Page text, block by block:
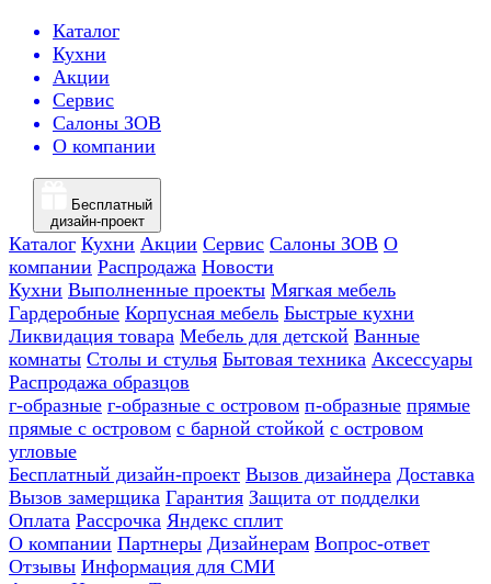
Каталог
Кухни
Акции
Сервис
Салоны ЗОВ
О компании
Бесплатный
дизайн-проект
Каталог Кухни Акции Сервис Салоны ЗОВ О
компании Распродажа Новости
Кухни Выполненные проекты Мягкая мебель
Гардеробные Корпусная мебель Быстрые кухни
Ликвидация товара Мебель для детской Ванные
комнаты Столы и стулья Бытовая техника Аксессуары
Распродажа образцов
г-образные г-образные с островом п-образные прямые
прямые с островом с барной стойкой с островом
угловые
Бесплатный дизайн-проект Вызов дизайнера Доставка
Вызов замерщика Гарантия Защита от подделки
Оплата Рассрочка Яндекс сплит
О компании Партнеры Дизайнерам Вопрос-ответ
Отзывы Информация для СМИ